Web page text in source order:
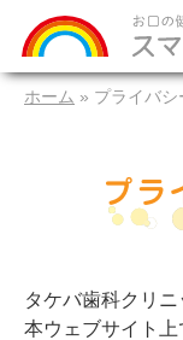
ホーム » プライバシ
プラ
タケバ歯科クリニ
本ウェブサイト